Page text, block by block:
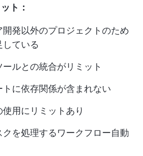
ト：
開発以外のプロジェクトのため
ている
ルとの統合がリミット
トに依存関係が含まれない
用にリミットあり
クを処理するワークフロー自動